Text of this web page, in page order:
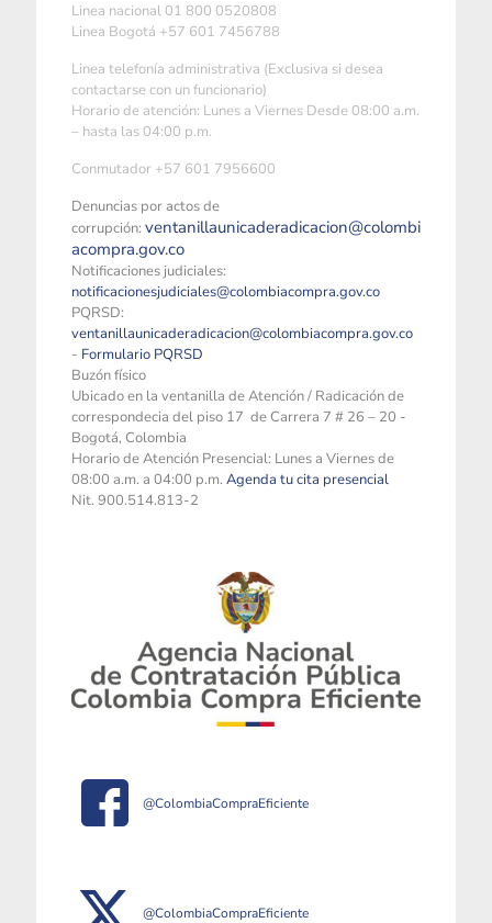
Linea nacional 01 800 0520808
Linea Bogotá +57 601 7456788
Linea telefonía administrativa (Exclusiva si desea
contactarse con un funcionario)
Horario de atención: Lunes a Viernes Desde 08:00 a.m.
– hasta las 04:00 p.m.
Conmutador +57 601 7956600
Denuncias por actos de
corrupción: ventanillaunicaderadicacion@colombi
acompra.gov.co
Notificaciones judiciales:
notificacionesjudiciales@colombiacompra.gov.co
PQRSD:
ventanillaunicaderadicacion@colombiacompra.gov.co
- Formulario PQRSD
Buzón físico
Ubicado en la ventanilla de Atención / Radicación de
correspondecia del piso 17 de Carrera 7 # 26 – 20 -
Bogotá, Colombia
Horario de Atención Presencial: Lunes a Viernes de
08:00 a.m. a 04:00 p.m. Agenda tu cita presencial
Nit. 900.514.813-2
@ColombiaCompraEficiente
@ColombiaCompraEficiente